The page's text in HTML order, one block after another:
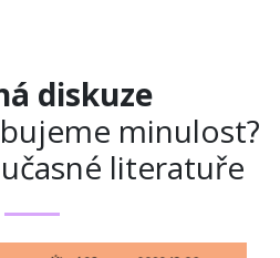
diskuze
minulost?
literatuře